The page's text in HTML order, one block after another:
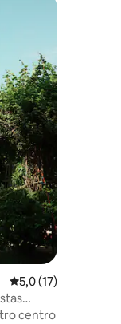
Calificación
5,0 (17)
centro